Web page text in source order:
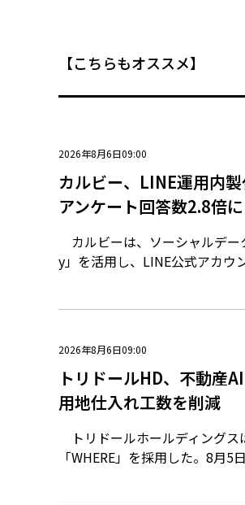
【こちらもオススメ】
2026年8月6日09:00
カルビー、LINE運用内
アンケート回答数2.8倍に
カルビーは、ソーシャルデ
y」を活用し、LINE公式アカ
2026年8月6日09:00
トリドールHD、不動産
用地仕入れ工数を削減
トリドールホールディングス
「WHERE」を採用した。8月